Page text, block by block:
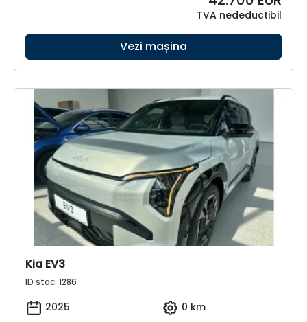
TVA nedeductibil
Vezi mașina
Kia EV3
ID stoc: 1286
2025
0 km